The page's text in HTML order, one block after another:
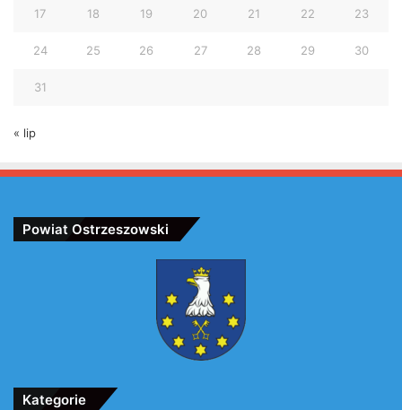
17 18 19 20 21 22 23
24 25 26 27 28 29 30
31
« lip
Powiat Ostrzeszowski
Kategorie